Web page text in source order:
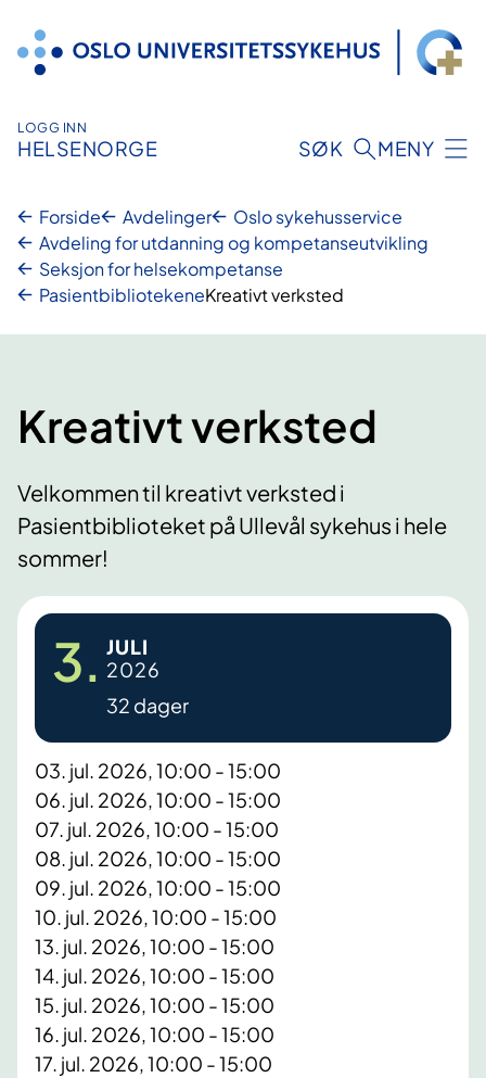
innhold
LOGG INN
HELSENORGE SØK MENY
Forside Avdelinger
Oslo sykehusservice
Avdeling for utdanning og kompetanseutvikling
Seksjon for helsekompetanse
PasientbibliotekeneKreativt verksted
Kreativt verksted
Velkommen til kreativt verksted i
Pasientbiblioteket på Ullevål sykehus i hele
sommer!
3. JULI
2026
32 dager
03. jul. 2026, 10:00 - 15:00
06. jul. 2026, 10:00 - 15:00
07. jul. 2026, 10:00 - 15:00
08. jul. 2026, 10:00 - 15:00
09. jul. 2026, 10:00 - 15:00
10. jul. 2026, 10:00 - 15:00
13. jul. 2026, 10:00 - 15:00
14. jul. 2026, 10:00 - 15:00
15. jul. 2026, 10:00 - 15:00
16. jul. 2026, 10:00 - 15:00
17. jul. 2026, 10:00 - 15:00